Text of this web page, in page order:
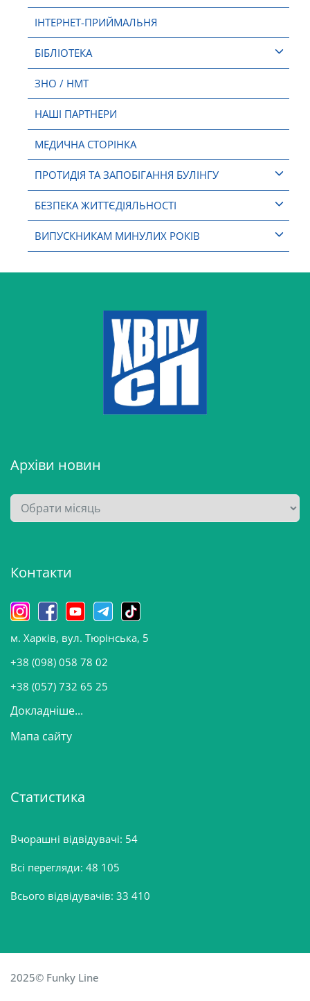
ІНТЕРНЕТ-ПРИЙМАЛЬНЯ
БІБЛІОТЕКА
ЗНО / НМТ
НАШІ ПАРТНЕРИ
МЕДИЧНА СТОРІНКА
ПРОТИДІЯ ТА ЗАПОБІГАННЯ БУЛІНГУ
БЕЗПЕКА ЖИТТЄДІЯЛЬНОСТІ
ВИПУСКНИКАМ МИНУЛИХ РОКІВ
Архіви новин
А
р
в
н
о
в
и
Контакти
м. Харків, вул. Тюрінська, 5
+38 (098) 058 78 02
+38 (057) 732 65 25
Докладніше...
Мапа сайту
Статистика
Вчорашні відвідувачі: 54
Всі перегляди: 48 105
Всього відвідувачів: 33 410
2025© Funky Line